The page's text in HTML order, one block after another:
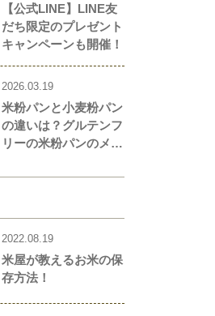
【公式LINE】LINE友
だち限定のプレゼント
キャンペーンも開催！
2026.03.19
米粉パンと小麦粉パン
の違いは？グルテンフ
リーの米粉パンのメリ
説します！
2022.08.19
米屋が教えるお米の保
存方法！